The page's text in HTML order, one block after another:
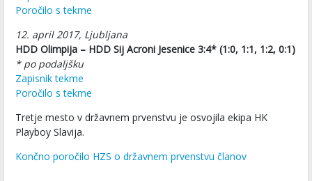
Poročilo s tekme
12. april 2017, Ljubljana
HDD Olimpija – HDD Sij Acroni Jesenice 3:4* (1:0, 1:1, 1:2, 0:1)
* po podaljšku
Zapisnik tekme
Poročilo s tekme
Tretje mesto v državnem prvenstvu je osvojila ekipa HK
Playboy Slavija.
Končno poročilo HZS o državnem prvenstvu članov